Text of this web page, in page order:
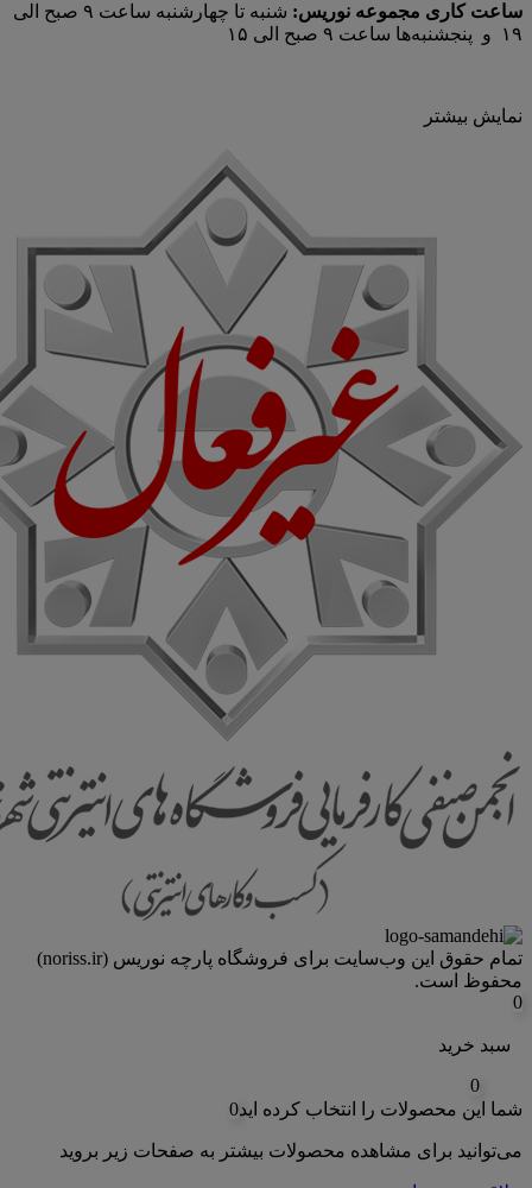
ساعت کاری مجموعه نوریس:
شنبه تا چهارشنبه ساعت ۹ صبح الی
۱۹ و پنجشنبه‌ها ساعت ۹ صبح الی ۱۵
نمایش بیشتر
تمام حقوق اين وب‌سايت برای فروشگاه پارچه نوریس (noriss.ir)
محفوظ است.
0
سبد خرید
0
شما این محصولات را انتخاب کرده اید0
می‌توانید برای مشاهده محصولات بیشتر به صفحات زیر بروید